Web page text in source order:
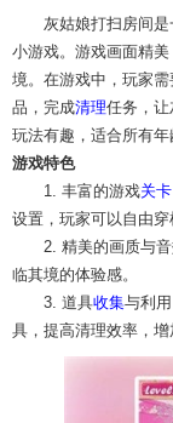
灰姑娘打扫房间
小游戏。游戏画面精
境。在游戏中，玩家
品，完成清理任务，让
玩法有趣，适合所有年
游戏特色
1. 丰富的游戏关卡
设置，玩家可以自由穿
2. 精美的画质与
临其境的体验感。
3. 道具收集与利
具，提高清理效率，增